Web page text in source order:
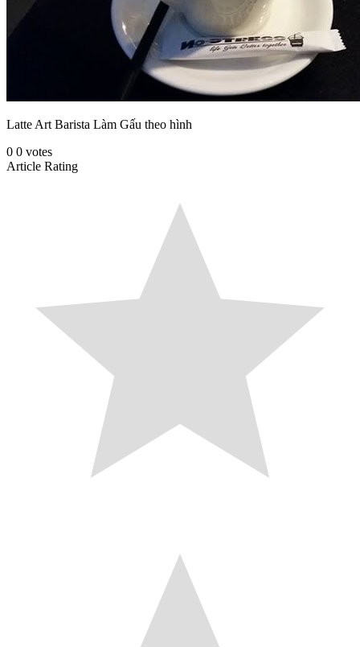
Latte Art Barista Làm Gấu theo hình
0 0 votes
Article Rating